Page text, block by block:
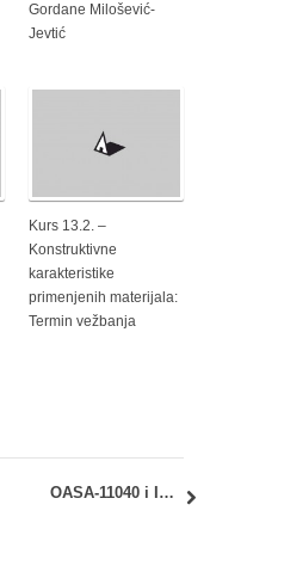
Gordane Milošević-
Jevtić
Kurs 13.2. –
Konstruktivne
karakteristike
primenjenih materijala:
Termin vežbanja
OASA-11040 i IASA-11040 Arhitektonske konstrukcije 1: Februarski ispitni rok – Uvid u radove